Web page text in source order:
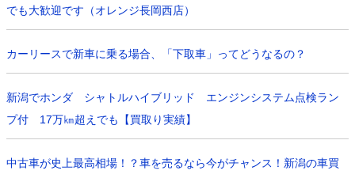
でも大歓迎です（オレンジ長岡西店）
カーリースで新車に乗る場合、「下取車」ってどうなるの？
新潟でホンダ シャトルハイブリッド エンジンシステム点検ラン
プ付 17万㎞超えでも【買取り実績】
中古車が史上最高相場！？車を売るなら今がチャンス！新潟の車買